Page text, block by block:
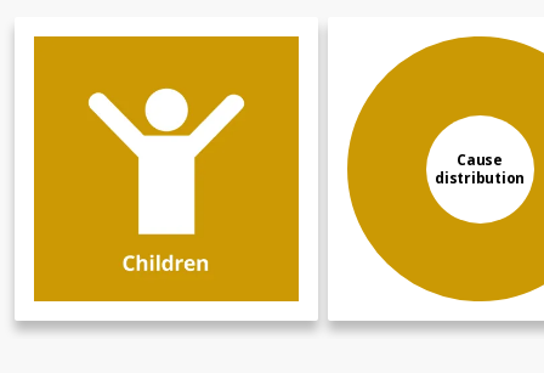
Cause
distribution